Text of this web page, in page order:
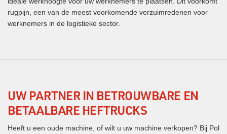
rugpijn, een van de meest voorkomende verzuimredenen voor
werknemers in de logistieke sector.
UW PARTNER IN BETROUWBARE EN
BETAALBARE HEFTRUCKS
Heeft u een oude machine, of wilt u uw machine verkopen? Bij Pol